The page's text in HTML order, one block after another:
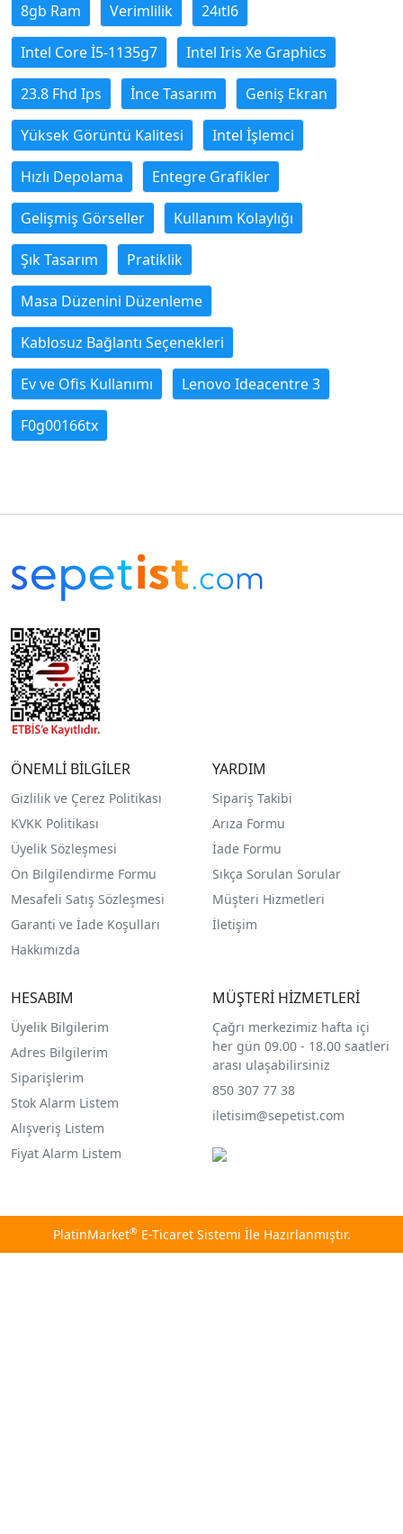
8gb Ram Verimlilik 24ıtl6
Intel Core İ5-1135g7 Intel Iris Xe Graphics
23.8 Fhd Ips İnce Tasarım Geniş Ekran
Yüksek Görüntü Kalitesi Intel İşlemci
Hızlı Depolama Entegre Grafikler
Gelişmiş Görseller Kullanım Kolaylığı
Şık Tasarım Pratiklik
Masa Düzenini Düzenleme
Kablosuz Bağlantı Seçenekleri
Ev ve Ofis Kullanımı Lenovo Ideacentre 3
F0g00166tx
ÖNEMLİ BİLGİLER
Gizlilik ve Çerez Politikası
KVKK Politikası
Üyelik Sözleşmesi
Ön Bilgilendirme Formu
Mesafeli Satış Sözleşmesi
Garanti ve İade Koşulları
Hakkımızda
YARDIM
Sipariş Takibi
Arıza Formu
İade Formu
Sıkça Sorulan Sorular
Müşteri Hizmetleri
İletişim
HESABIM
Üyelik Bilgilerim
Adres Bilgilerim
Siparişlerim
Stok Alarm Listem
Alışveriş Listem
Fiyat Alarm Listem
MÜŞTERİ HİZMETLERİ
Çağrı merkezimiz hafta içi
her gün 09.00 - 18.00 saatleri
arası ulaşabilirsiniz
850 307 77 38
iletisim@sepetist.com
PlatinMarket®E-Ticaret Sistemi İle Hazırlanmıştır.